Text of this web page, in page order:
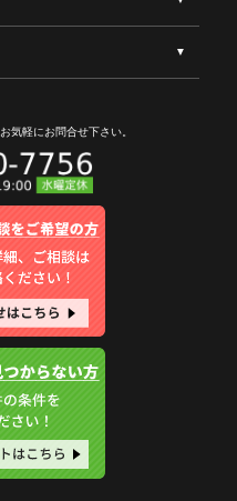
お気軽にお問合せ下さい。